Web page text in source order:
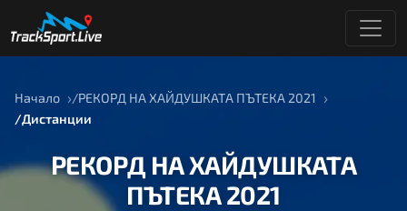
Начало
РЕКОРД НА ХАЙДУШКАТА ПЪТЕКА 2021
Дистанции
РЕКОРД НА ХАЙДУШКАТА
ПЪТЕКА 2021